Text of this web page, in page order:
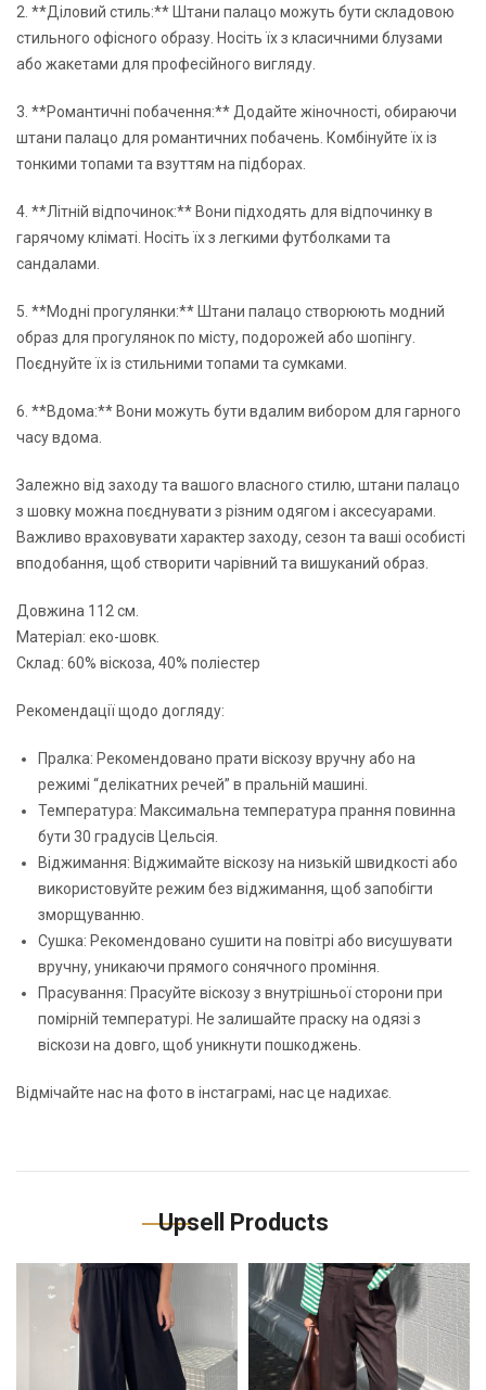
2. **Діловий стиль:** Штани палацо можуть бути складовою
стильного офісного образу. Носіть їх з класичними блузами
або жакетами для професійного вигляду.
3. **Романтичні побачення:** Додайте жіночності, обираючи
штани палацо для романтичних побачень. Комбінуйте їх із
тонкими топами та взуттям на підборах.
4. **Літній відпочинок:** Вони підходять для відпочинку в
гарячому кліматі. Носіть їх з легкими футболками та
сандалами.
5. **Модні прогулянки:** Штани палацо створюють модний
образ для прогулянок по місту, подорожей або шопінгу.
Поєднуйте їх із стильними топами та сумками.
6. **Вдома:** Вони можуть бути вдалим вибором для гарного
часу вдома.
Залежно від заходу та вашого власного стилю, штани палацо
з шовку можна поєднувати з різним одягом і аксесуарами.
Важливо враховувати характер заходу, сезон та ваші особисті
вподобання, щоб створити чарівний та вишуканий образ.
Довжина 112 см.
Матеріал: еко-шовк.
Склад: 60% віскоза, 40% поліестер
Рекомендації щодо догляду:
Пралка: Рекомендовано прати віскозу вручну або на
режимі “делікатних речей” в пральній машині.
Температура: Максимальна температура прання повинна
бути 30 градусів Цельсія.
Віджимання: Віджимайте віскозу на низькій швидкості або
використовуйте режим без віджимання, щоб запобігти
зморщуванню.
Сушка: Рекомендовано сушити на повітрі або висушувати
вручну, уникаючи прямого сонячного проміння.
Прасування: Прасуйте віскозу з внутрішньої сторони при
помірній температурі. Не залишайте праску на одязі з
віскози на довго, щоб уникнути пошкоджень.
Відмічайте нас на фото в інстаграмі, нас це надихає.
Upsell Products